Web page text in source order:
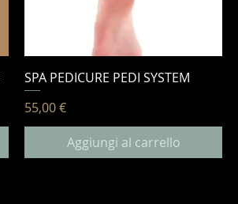
SPA PEDICURE PEDI SYSTEM
Prezzo
55,00 €
Aggiungi al carrello